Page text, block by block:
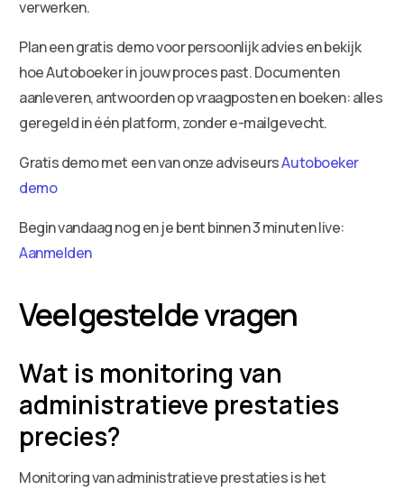
verwerken.
Plan een gratis demo voor persoonlijk advies en bekijk
hoe Autoboeker in jouw proces past. Documenten
aanleveren, antwoorden op vraagposten en boeken: alles
geregeld in één platform, zonder e-mailgevecht.
Gratis demo met een van onze adviseursAutoboeker
demo
Begin vandaag nog en je bent binnen 3 minuten live:
Aanmelden
Veelgestelde vragen
Wat is monitoring van
administratieve prestaties
precies?
Monitoring van administratieve prestaties is het